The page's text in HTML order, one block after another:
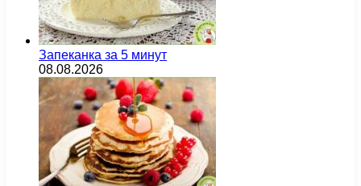
Запеканка за 5 минут
08.08.2026